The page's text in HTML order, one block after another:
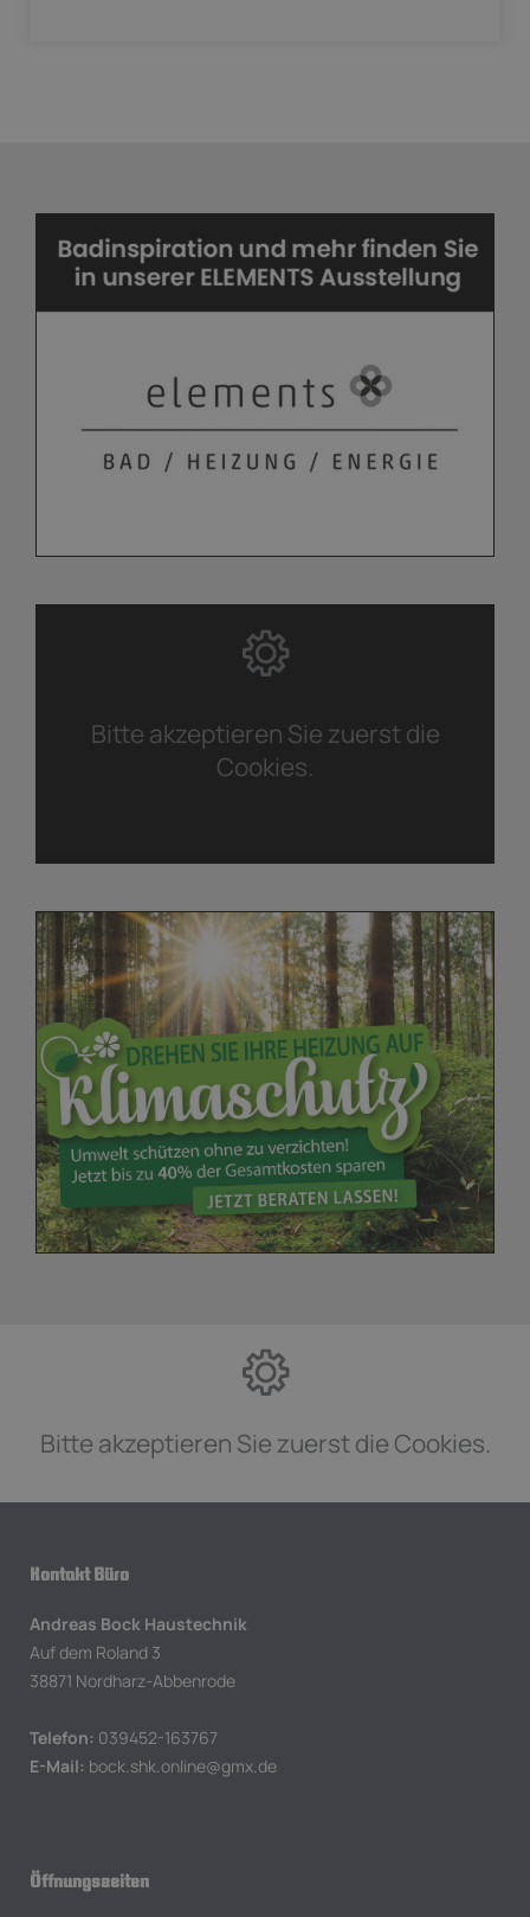
Bitte akzeptieren Sie zuerst die
Cookies.
Bitte akzeptieren Sie zuerst die Cookies.
Kontakt Büro
Andreas Bock Haustechnik
Auf dem Roland 3
38871 Nordharz-Abbenrode
Telefon: 039452-163767
E-Mail: bock.shk.online@gmx.de
Öffnungszeiten